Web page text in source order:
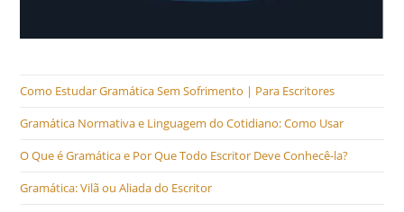
Como Estudar Gramática Sem Sofrimento | Para Escritores
Gramática Normativa e Linguagem do Cotidiano: Como Usar
O Que é Gramática e Por Que Todo Escritor Deve Conhecê-la?
Gramática: Vilã ou Aliada do Escritor